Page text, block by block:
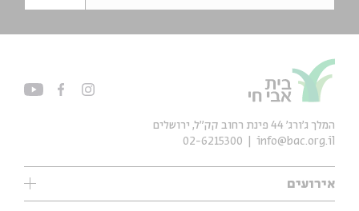
אירועים
המלך ג'ורג' 44 פינת רחוב קק״ל, ירושלים
info@bac.org.il
02-6215300